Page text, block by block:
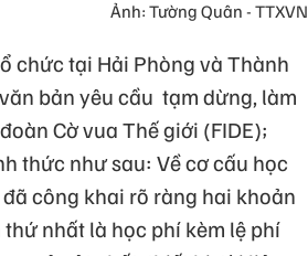
Ảnh: Tường Quân - TTXVN
chức tại Hải Phòng và Thành
bản yêu cầu tạm dừng, làm
Cờ vua Thế giới (FIDE);
thức như sau: Về cơ cấu học
công khai rõ ràng hai khoản
nhất là học phí kèm lệ phí